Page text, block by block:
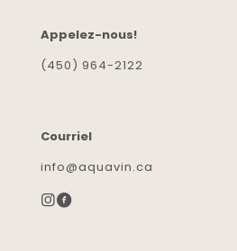
Appelez-nous!
(450) 964-2122
Courriel
info@aquavin.ca